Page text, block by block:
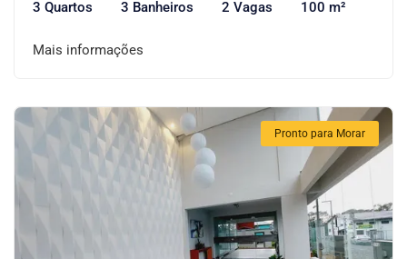
3 Quartos 3 Banheiros 2 Vagas 100 m²
Mais informações
Pronto para Morar